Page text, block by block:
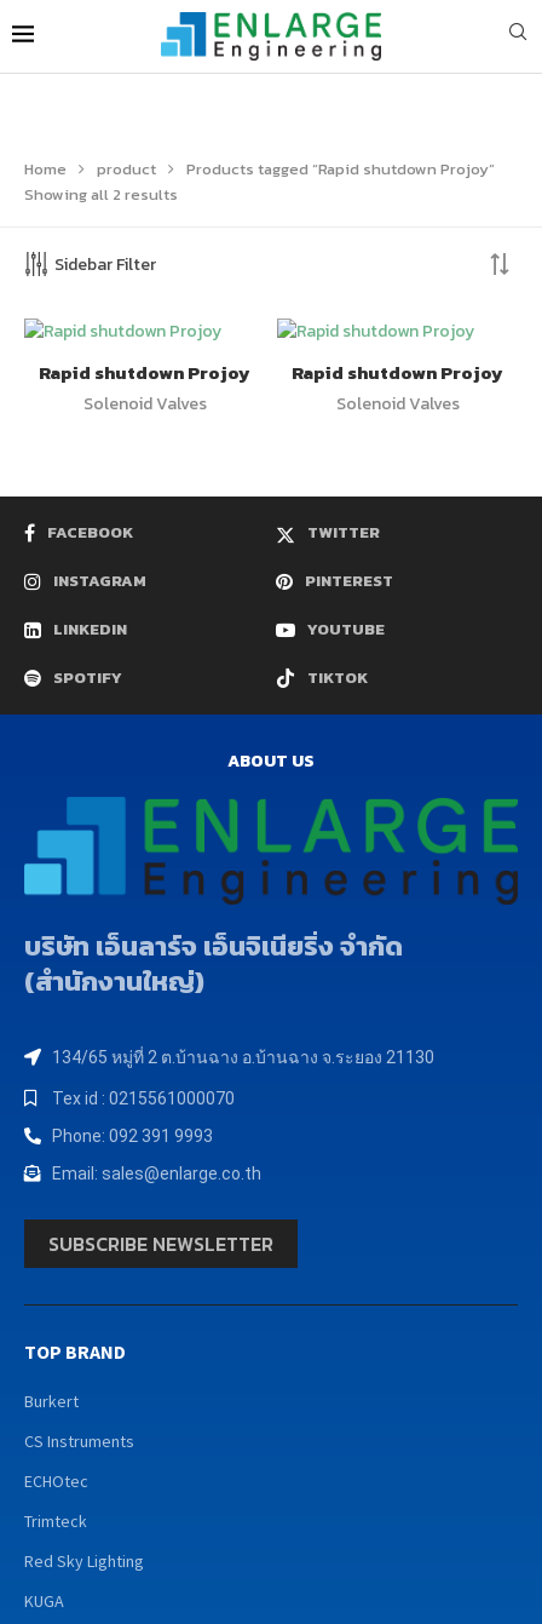
Home product
Products tagged “Rapid shutdown Projoy”
Showing all 2 results
Sidebar Filter
Rapid shutdown Projoy
Solenoid Valves
Rapid shutdown Projoy
Solenoid Valves
FACEBOOK TWITTER
INSTAGRAM PINTEREST
LINKEDIN YOUTUBE
SPOTIFY TIKTOK
ABOUT US
บริษัท เอ็นลาร์จ เอ็นจิเนียริ่ง จำกัด
(สำนักงานใหญ่)
134/65 หมู่ที่ 2 ต.บ้านฉาง อ.บ้านฉาง จ.ระยอง 21130
Tex id : 0215561000070
Phone: 092 391 9993
Email: sales@enlarge.co.th
SUBSCRIBE NEWSLETTER
TOP BRAND
Burkert
CS Instruments
ECHOtec
Trimteck
Red Sky Lighting
KUGA